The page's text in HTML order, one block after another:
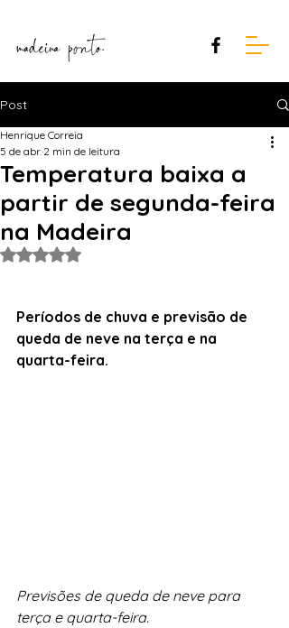
Post
Temperatura baixa a
partir de segunda-feira
na Madeira
Henrique Correia
5 de abr. 2 min de leitura
Avaliado com NaN de 5 estrelas.
Períodos de chuva e previsão de
queda de neve na terça e na
quarta-feira.
Previsões de queda de neve para
terça e quarta-feira.